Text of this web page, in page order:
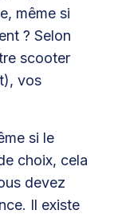
même si
? Selon
scooter
vos
si le
choix, cela
devez
Il existe